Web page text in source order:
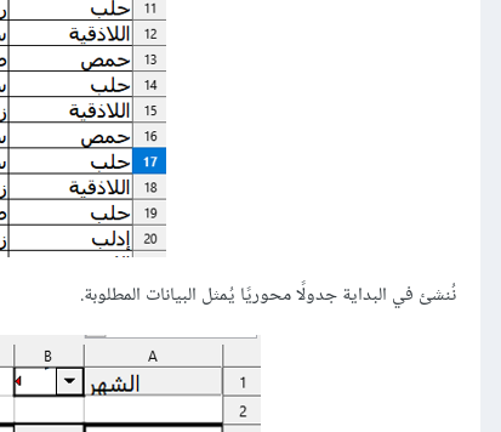
نُنشئ في البداية جدولًا محوريًا يُمثل البيانات المطلوبة.